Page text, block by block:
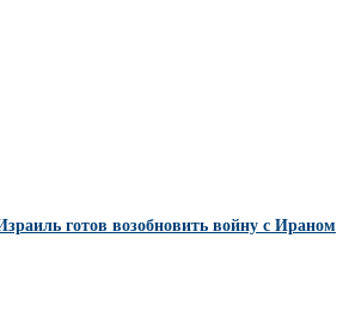
готов возобновить войну с Ираном